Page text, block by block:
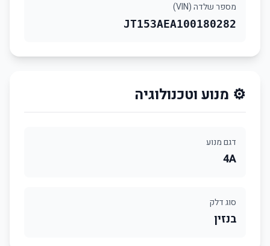
מספר שלדה (VIN)
JT153AEA100180282
⚙️ מנוע וטכנולוגיה
דגם מנוע
4A
סוג דלק
בנזין